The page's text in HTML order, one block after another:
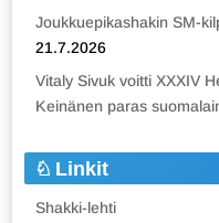
Joukkuepikashakin SM-
21.7.2026
Vitaly Sivuk voitti XXXIV
Keinänen paras
Linkit
Shakki-lehti